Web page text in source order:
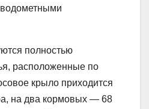
полностью
расположенные по
крыло приходится
на два кормовых — 68